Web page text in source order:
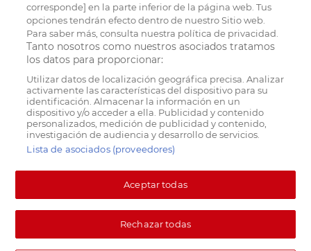
corresponde] en la parte inferior de la página web. Tus
opciones tendrán efecto dentro de nuestro Sitio web.
Para saber más, consulta nuestra política de privacidad.
Tanto nosotros como nuestros asociados tratamos
los datos para proporcionar:
Utilizar datos de localización geográfica precisa. Analizar
activamente las características del dispositivo para su
identificación. Almacenar la información en un
dispositivo y/o acceder a ella. Publicidad y contenido
personalizados, medición de publicidad y contenido,
investigación de audiencia y desarrollo de servicios.
Lista de asociados (proveedores)
Aceptar todas
Rechazar todas